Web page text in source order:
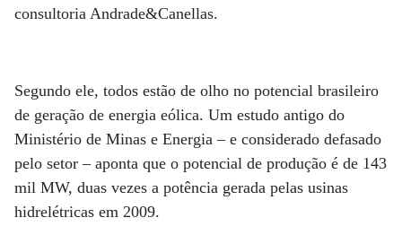
consultoria Andrade&Canellas.
Segundo ele, todos estão de olho no potencial brasileiro
de geração de energia eólica. Um estudo antigo do
Ministério de Minas e Energia – e considerado defasado
pelo setor – aponta que o potencial de produção é de 143
mil MW, duas vezes a potência gerada pelas usinas
hidrelétricas em 2009.